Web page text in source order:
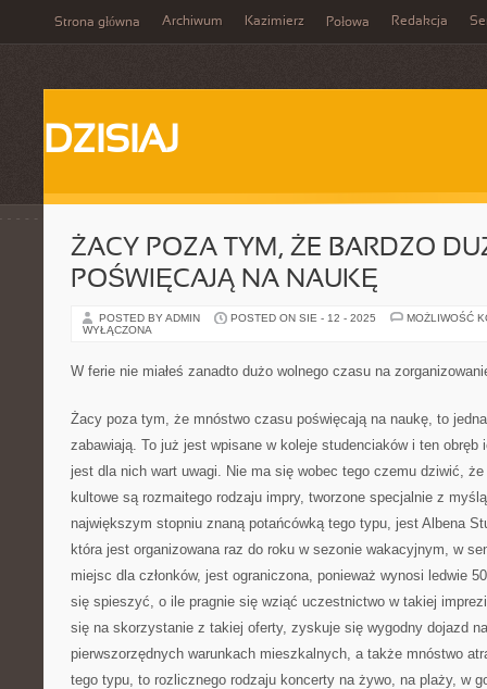
Strona główna Archiwum Kazimierz Połowa Redakcja
DZISIAJ
ŻACY POZA TYM, ŻE BARDZO
POŚWIĘCAJĄ NA NAUKĘ
POSTED BY ADMIN POSTED ON SIE - 12 - 2025
MOŻLIWOŚĆ
WYŁĄCZONA
W ferie nie miałeś zanadto dużo wolnego czasu na
Żacy poza tym, że mnóstwo czasu poświęcają na naukę, to
zabawiają. To już jest wpisane w koleje studenciaków i ten obręb
jest dla nich wart uwagi. Nie ma się wobec tego czemu dziwić, że
kultowe są rozmaitego rodzaju impry, tworzone specjalnie z
największym stopniu znaną potańcówką tego typu, jest Albena
która jest organizowana raz do roku w sezonie wakacyjnym, w
miejsc dla członków, jest ograniczona, ponieważ wynosi ledwie
się spieszyć, o ile pragnie się wziąć uczestnictwo w takiej
się na skorzystanie z takiej oferty, zyskuje się wygodny dojazd
pierwszorzędnych warunkach mieszkalnych, a także mnóstwo
tego typu, to rozlicznego rodzaju koncerty na żywo, na plaży, w